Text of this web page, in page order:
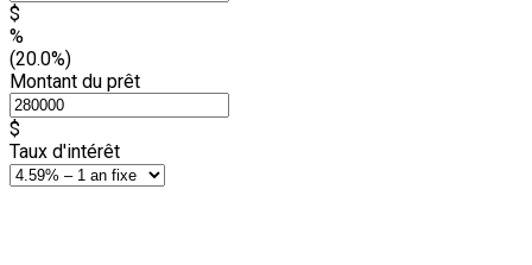
$
%
(20.0%)
Montant du prêt
$
Taux d'intérêt